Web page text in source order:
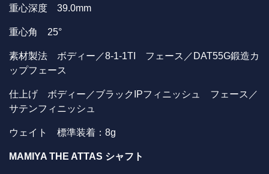
重心深度 39.0mm
重心角 25°
素材製法 ボディー／8-1-1TI フェース／DAT55G鍛造カ
ップフェース
仕上げ ボディー／ブラックIPフィニッシュ フェース／
サテンフィニッシュ
ウェイト 標準装着：8g
MAMIYA THE ATTAS シャフト